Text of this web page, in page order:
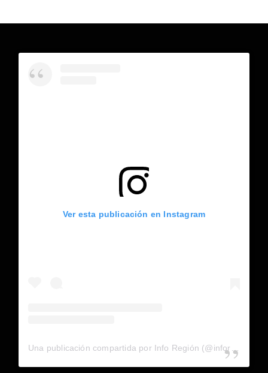
Ver esta publicación en Instagram
Una publicación compartida por Info Región (@inforegion_redes)